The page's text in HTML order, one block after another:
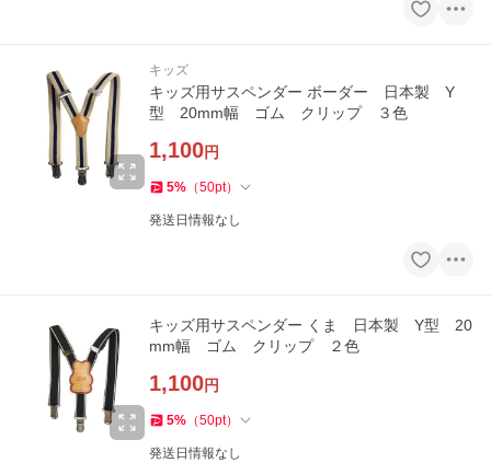
キッズ
キッズ用サスペンダー ボーダー 日本製 Y
型 20mm幅 ゴム クリップ ３色
1,100円
5% （50pt）
発送日情報なし
キッズ用サスペンダー くま 日本製 Y型 20
mm幅 ゴム クリップ ２色
1,100円
5% （50pt）
発送日情報なし